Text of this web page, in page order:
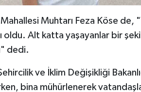
Muhtarı Feza Köse de,
oldu. Alt katta yaşayanlar bir
dedi.
ve İklim Değişikliği
bina mühürlenerek